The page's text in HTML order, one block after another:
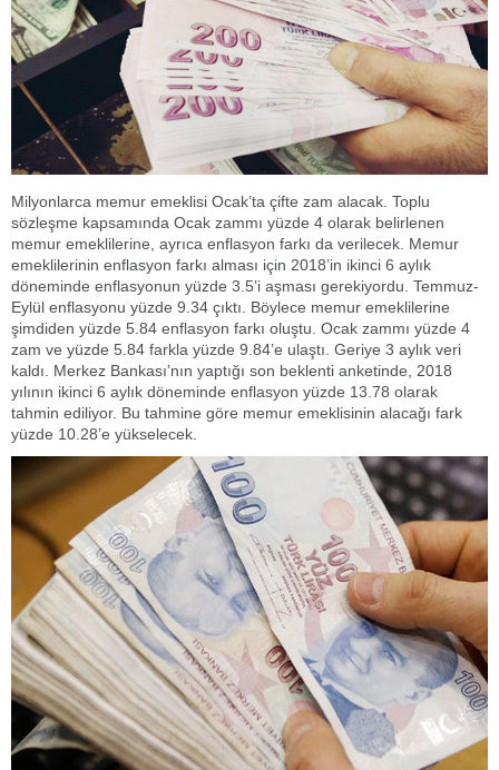
Milyonlarca memur emeklisi Ocak’ta çifte zam alacak. Toplu
sözleşme kapsamında Ocak zammı yüzde 4 olarak belirlenen
memur emeklilerine, ayrıca enflasyon farkı da verilecek. Memur
emeklilerinin enflasyon farkı alması için 2018’in ikinci 6 aylık
döneminde enflasyonun yüzde 3.5’i aşması gerekiyordu. Temmuz-
Eylül enflasyonu yüzde 9.34 çıktı. Böylece memur emeklilerine
şimdiden yüzde 5.84 enflasyon farkı oluştu. Ocak zammı yüzde 4
zam ve yüzde 5.84 farkla yüzde 9.84’e ulaştı. Geriye 3 aylık veri
kaldı. Merkez Bankası’nın yaptığı son beklenti anketinde, 2018
yılının ikinci 6 aylık döneminde enflasyon yüzde 13.78 olarak
tahmin ediliyor. Bu tahmine göre memur emeklisinin alacağı fark
yüzde 10.28’e yükselecek.